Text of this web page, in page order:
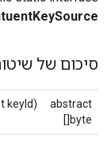
סיכום של
abstract
byte[]
keyId)